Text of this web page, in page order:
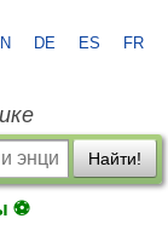
DE ES FR
Найти!
⚽